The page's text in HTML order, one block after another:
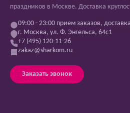
праздников в Москве. Доставка
09:00 - 23:00 прием заказов,
г. Москва, ул. Ф. Энгельса, 64с1
+7 (495) 120-11-26
zakaz@sharkom.ru
Заказать звонок